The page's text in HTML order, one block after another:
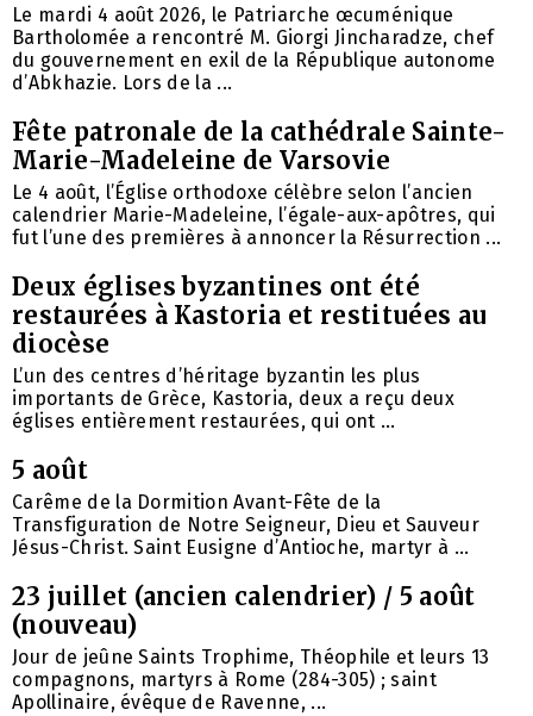
Le mardi 4 août 2026, le Patriarche œcuménique
Bartholomée a rencontré M. Giorgi Jincharadze, chef
du gouvernement en exil de la République autonome
d’Abkhazie. Lors de la ...
Fête patronale de la cathédrale Sainte-
Marie-Madeleine de Varsovie
Le 4 août, l’Église orthodoxe célèbre selon l’ancien
calendrier Marie-Madeleine, l’égale-aux-apôtres, qui
fut l’une des premières à annoncer la Résurrection ...
Deux églises byzantines ont été
restaurées à Kastoria et restituées au
diocèse
L’un des centres d’héritage byzantin les plus
importants de Grèce, Kastoria, deux a reçu deux
églises entièrement restaurées, qui ont ...
5 août
Carême de la Dormition Avant-Fête de la
Transfiguration de Notre Seigneur, Dieu et Sauveur
Jésus-Christ. Saint Eusigne d’Antioche, martyr à ...
23 juillet (ancien calendrier) / 5 août
(nouveau)
Jour de jeûne Saints Trophime, Théophile et leurs 13
compagnons, martyrs à Rome (284-305) ; saint
Apollinaire, évêque de Ravenne, ...